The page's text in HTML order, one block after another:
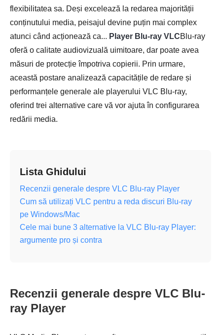
flexibilitatea sa. Deși excelează la redarea majorității
conținutului media, peisajul devine puțin mai complex
atunci când acționează ca... Player Blu-ray VLCBlu-ray
oferă o calitate audiovizuală uimitoare, dar poate avea
măsuri de protecție împotriva copierii. Prin urmare,
această postare analizează capacitățile de redare și
performanțele generale ale playerului VLC Blu-ray,
oferind trei alternative care vă vor ajuta în configurarea
redării media.
Lista Ghidului
Recenzii generale despre VLC Blu-ray Player
Cum să utilizați VLC pentru a reda discuri Blu-ray
pe Windows/Mac
Cele mai bune 3 alternative la VLC Blu-ray Player:
argumente pro și contra
Recenzii generale despre VLC Blu-
ray Player